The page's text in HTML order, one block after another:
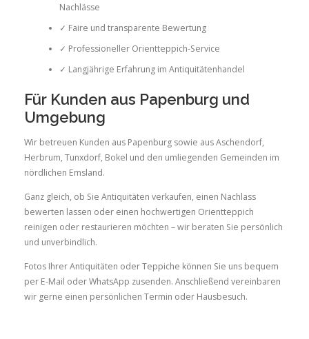
Nachlässe
✓ Faire und transparente Bewertung
✓ Professioneller Orientteppich-Service
✓ Langjährige Erfahrung im Antiquitätenhandel
Für Kunden aus Papenburg und
Umgebung
Wir betreuen Kunden aus Papenburg sowie aus Aschendorf,
Herbrum, Tunxdorf, Bokel und den umliegenden Gemeinden im
nördlichen Emsland.
Ganz gleich, ob Sie Antiquitäten verkaufen, einen Nachlass
bewerten lassen oder einen hochwertigen Orientteppich
reinigen oder restaurieren möchten – wir beraten Sie persönlich
und unverbindlich.
Fotos Ihrer Antiquitäten oder Teppiche können Sie uns bequem
per E-Mail oder WhatsApp zusenden. Anschließend vereinbaren
wir gerne einen persönlichen Termin oder Hausbesuch.